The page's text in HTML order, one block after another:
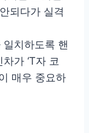
되다가 실격
치하도록 핸
가 ‘T자 코
매우 중요하